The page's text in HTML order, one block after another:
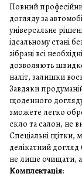
Повний
догляду за
універсальне
ідеальному стані
зібрані всі
дозволяють
наліт, залишки
Завдяки
щоденного
зможете легко
скло та салон, не
Спеціальні щітки,
делікатний
не лише очищати,
Комплектація: